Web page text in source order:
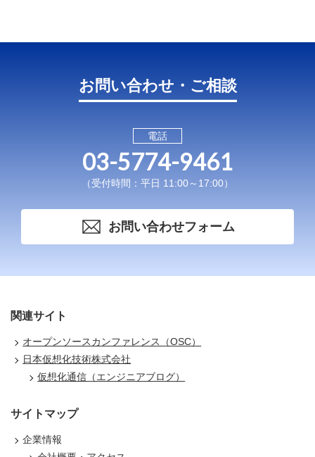
お問い合わせ・ご相談
電話
03-5774-9461
（受付時間：平日 11:00～17:00）
お問い合わせフォーム
関連サイト
オープンソースカンファレンス（OSC）
日本仮想化技術株式会社
仮想化通信（エンジニアブログ）
サイトマップ
企業情報